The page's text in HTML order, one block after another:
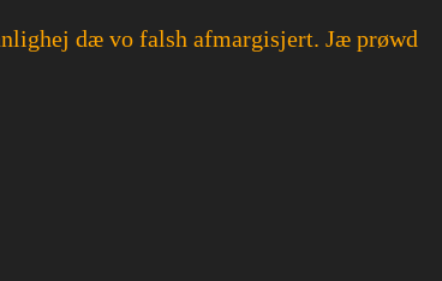
dæ vo falsh afmargisjert. Jæ prøwd